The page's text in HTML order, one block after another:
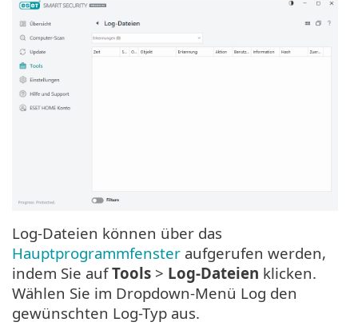
Log-Dateien können über das
Hauptprogrammfenster aufgerufen werden,
indem Sie aufTools > Log-Dateien klicken.
Wählen Sie im Dropdown-Menü Log den
gewünschten Log-Typ aus.